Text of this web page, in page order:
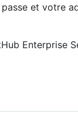
et votre
Enterprise